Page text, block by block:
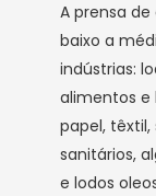
A prensa
baixo a
indústrias:
alimentos e
papel, têxtil,
sanitários,
e lodos